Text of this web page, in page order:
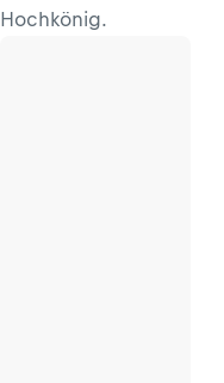
Hochkönig.